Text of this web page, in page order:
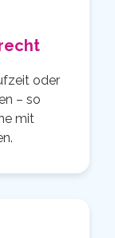
oder
– so
mit